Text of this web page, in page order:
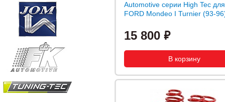
Automotive серии High Tec для
FORD Mondeo I Turnier (93-
15 800